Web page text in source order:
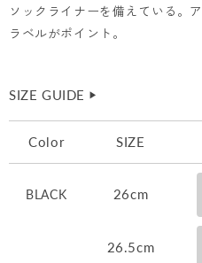
ソックライナーを備えている。
ラベルがポイント。
SIZE GUIDE ▶︎
Color SIZE
BLACK 26cm
26.5cm